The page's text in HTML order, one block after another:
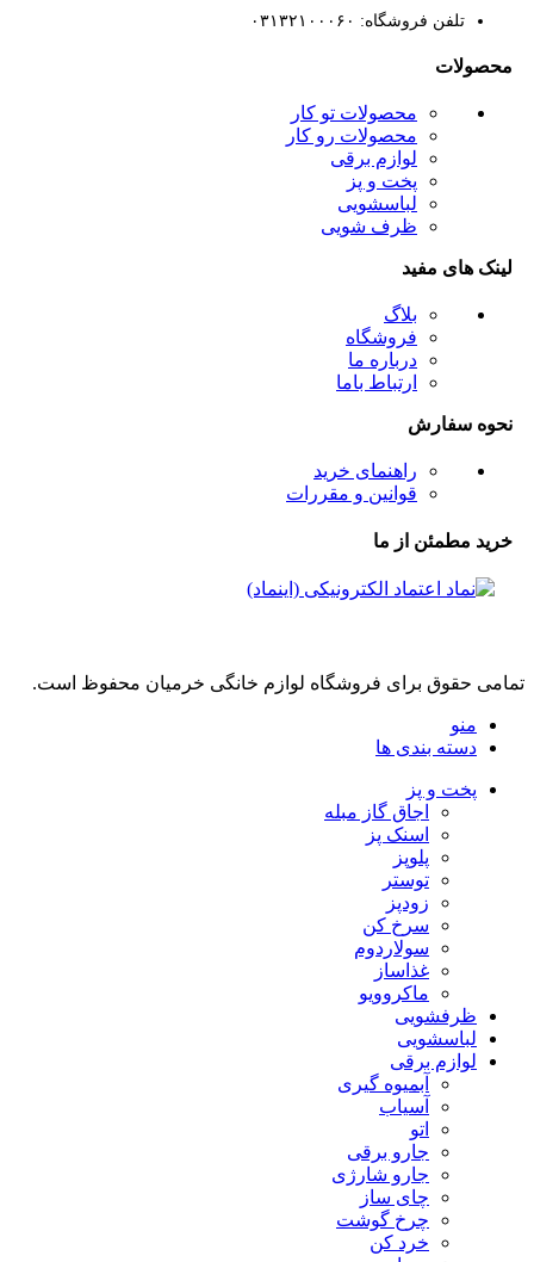
تلفن فروشگاه: ۰۳۱۳۲۱۰۰۰۶۰
محصولات
محصولات تو کار
محصولات رو کار
لوازم برقی
پخت و پز
لباسشویی
ظرف شویی
لینک های مفید
بلاگ
فروشگاه
درباره ما
ارتباط باما
نحوه سفارش
راهنمای خرید
قوانین و مقررات
خرید مطمئن از ما
تمامی حقوق برای فروشگاه لوازم خانگی خرمیان محفوظ است.
منو
دسته بندی ها
پخت و پز
اجاق گاز مبله
اسنک پز
پلوپز
توستر
زودپز
سرخ کن
سولاردوم
غذاساز
ماکروویو
ظرفشویی
لباسشویی
لوازم برقی
آبمیوه گیری
آسیاب
اتو
جارو برقی
جارو شارژی
چای ساز
چرخ گوشت
خرد کن